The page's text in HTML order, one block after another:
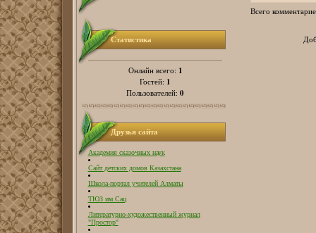
Статистика
Онлайн всего: 1
Гостей: 1
Пользователей: 0
Друзья сайта
Академия сказочных наук
Сайт детских домов Казахстана
Школа-портал учителей Алматы
ТЮЗ им.Сац
Литературно-художественный журнал
"Простор"
Всего